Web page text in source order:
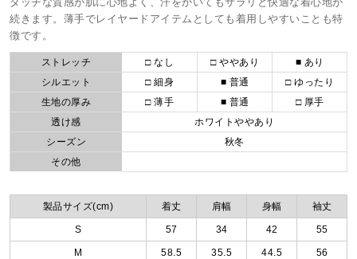
続きます。薄手でレイヤードアイテムとしても着用しやすいことも特
徴です。
ストレッチ □ なし □ ややあり
■ あり
シルエット
□ 細身 ■ 普通
□ ゆったり
生地の厚み
□ 薄手 ■ 普通
□ 厚手
透け感
ホワイトややあり
シーズン
秋冬
その他
製品サイズ(cm) 着丈 肩幅 身幅 袖丈
S 57 34 42 55
M 58.5 35.5 44.5 56